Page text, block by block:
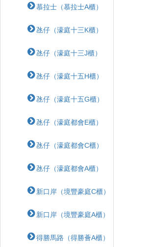
慕拉士（慕拉士A櫃）
氹仔（濠庭十三K櫃）
氹仔（濠庭十三J櫃）
氹仔（濠庭十五H櫃）
氹仔（濠庭十五G櫃）
氹仔（濠庭都會E櫃）
氹仔（濠庭都會C櫃）
氹仔（濠庭都會A櫃）
新口岸（境豐豪庭C櫃）
新口岸（境豐豪庭A櫃）
得勝馬路（得勝薈A櫃）